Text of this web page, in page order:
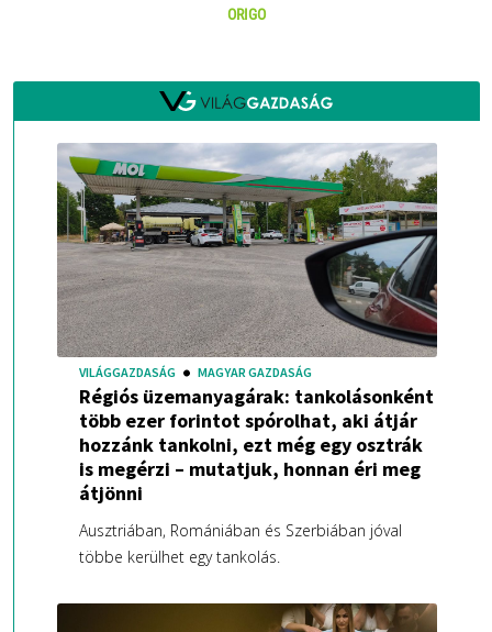
ORIGO
VILÁGGAZDASÁG MAGYAR GAZDASÁG
Régiós üzemanyagárak: tankolásonként
több ezer forintot spórolhat, aki átjár
hozzánk tankolni, ezt még egy osztrák
is megérzi – mutatjuk, honnan éri meg
átjönni
Ausztriában, Romániában és Szerbiában jóval
többe kerülhet egy tankolás.